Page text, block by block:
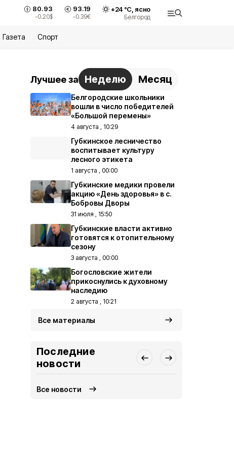
80.93
-0.20$
93.19
-0.39€
+24°С, ясно
Белгород
Газета Спорт
Лучшее за Неделю Месяц
Белгородские школьники
вошли в число победителей
«Большой перемены»
4 августа , 10:29
Губкинское лесничество
воспитывает культуру
лесного этикета
1 августа , 00:00
Губкинские медики провели
акцию «День здоровья» в с.
Бобровы Дворы
31 июля , 15:50
Губкинские власти активно
готовятся к отопительному
сезону
3 августа , 00:00
Богословские жители
прикоснулись к духовному
наследию
2 августа , 10:21
Все материалы
Последние
новости
Все новости